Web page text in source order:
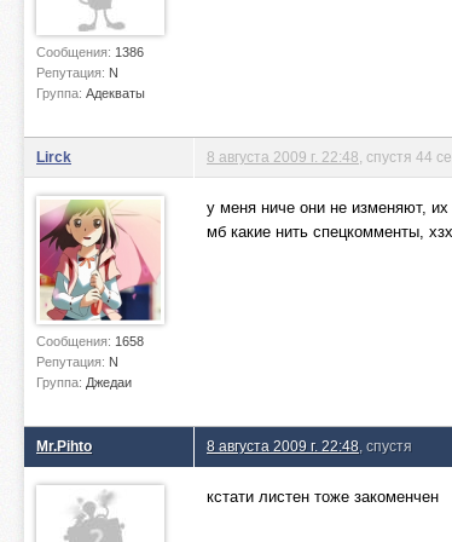
Сообщения: 1386
Репутация: N
Группа: Адекваты
Lirck
Сообщения: 1658
Репутация: N
Группа: Джедаи
8 августа 2009 г. 22:48 , спустя 44
у меня ниче они не изменяют,
мб какие нить спецкомменты,
Mr.Pihto 8 августа 2009 г. 22:48 , спустя
кстати листен тоже закоменчен